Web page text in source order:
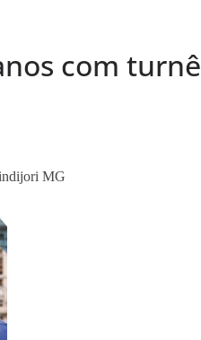
com turnê
MG